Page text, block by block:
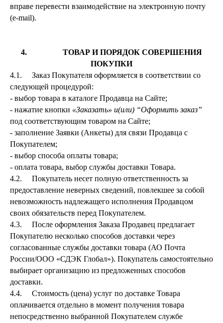
вправе перевести взаимодействие на электронную почту
(e-mail).
4. ТОВАР И ПОРЯДОК СОВЕРШЕНИЯ
ПОКУПКИ
4.1. Заказ Покупателя оформляется в соответствии со
следующей процедурой:
- выбор товара в каталоге Продавца на Сайте;
- нажатие кнопки «Заказать» и(или) “Оформить заказ”
под соответствующим товаром на Сайте;
- заполнение Заявки (Анкеты) для связи Продавца с
Покупателем;
- выбор способа оплаты товара;
- оплата товара, выбор службы доставки Товара.
4.2. Покупатель несет полную ответственность за
предоставление неверных сведений, повлекшее за собой
невозможность надлежащего исполнения Продавцом
своих обязательств перед Покупателем.
4.3. После оформления Заказа Продавец предлагает
Покупателю несколько способов доставки через
согласованные службы доставки товара (АО Почта
России/ООО «СДЭК Глобал»). Покупатель самостоятельно
выбирает организацию из предложенных способов
доставки.
4.4. Стоимость (цена) услуг по доставке Товара
оплачивается отдельно в момент получения товара
непосредственно выбранной Покупателем службе